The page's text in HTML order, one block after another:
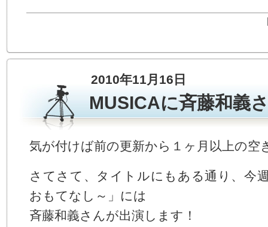
2010年11月16日
MUSICAに斉藤和義
気が付けば前の更新から１ヶ月以上の空
さてさて、タイトルにもある通り、今
おもてなし～」には
斉藤和義さんが出演します！